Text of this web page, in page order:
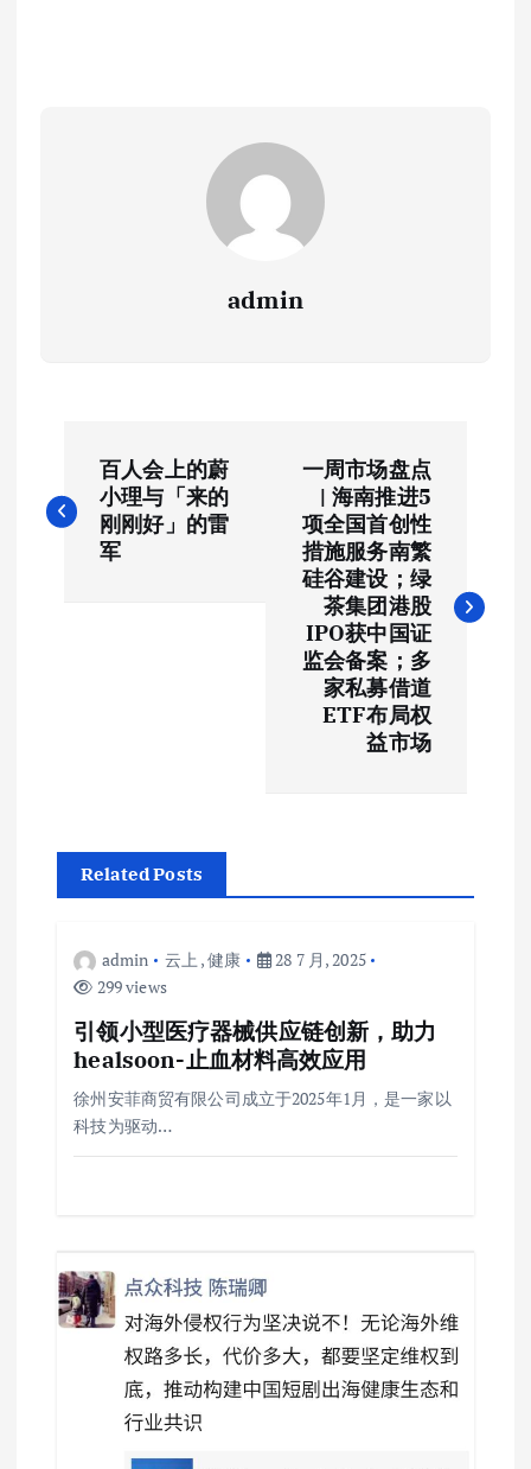
admin
章
百人会上的蔚
小理与「来的
刚刚好」的雷
军
一周市场盘点
| 海南推进5
项全国首创性
措施服务南繁
硅谷建设；绿
茶集团港股
IPO获中国证
监会备案；多
家私募借道
ETF布局权
益市场
Related Posts
admin 云上 ,健康
28 7 月, 2025
299 views
引领小型医疗器械供应链创新，助力
healsoon-止血材料高效应用
徐州安菲商贸有限公司成立于2025年1月，是一家以
科技为驱动…